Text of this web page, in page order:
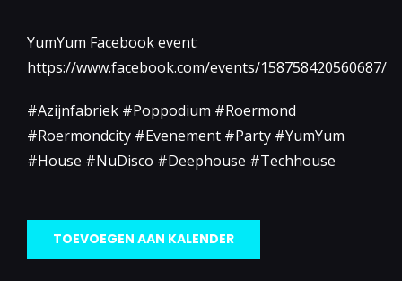
YumYum Facebook event:
https://www.facebook.com/events/158758420560687/
#Azijnfabriek #Poppodium #Roermond
#Roermondcity #Evenement #Party #YumYum
#House #NuDisco #Deephouse #Techhouse
TOEVOEGEN AAN KALENDER